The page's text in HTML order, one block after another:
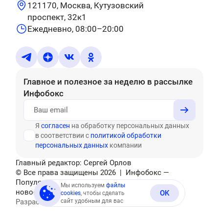
121170, Москва, Кутузовский
проспект, 32к1
Ежедневно, 08:00–20:00
Главное и полезное за неделю в рассылке
Инфобокс
Я согласен на обработку персональных данных
в соответствии с политикой обработки
персональных данных компании
Главный редактор: Сергей Орлов
© Все права защищены 2026 | Инфобокс —
Популярные тесты, головоломки, актуальные
новости
РазработаноMediatex
Мы используем файлы
cookies, чтобы сделать
сайт удобным для вас
OK